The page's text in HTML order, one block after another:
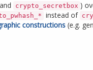
and crypto_secretbox )
instead of
constructions (e.g.